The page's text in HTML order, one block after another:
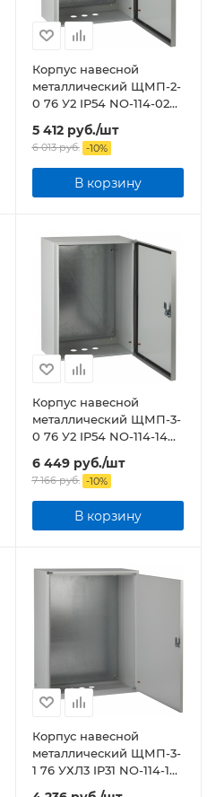
Корпус навесной
металлический ЩМП-2-
0 76 У2 IP54 NO-114-02
5 412руб./шт
6 013руб. -10%
В корзину
Корпус навесной
металлический ЩМП-3-
0 76 У2 IP54 NO-114-14
6 449руб./шт
7 166руб. -10%
В корзину
Корпус навесной
металлический ЩМП-3-
1 76 УХЛ3 IP31 NO-114-10